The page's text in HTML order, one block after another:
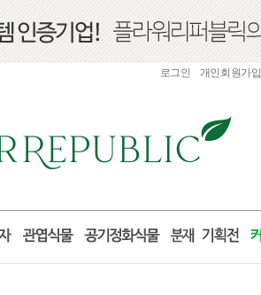
로그인 개인회원가입